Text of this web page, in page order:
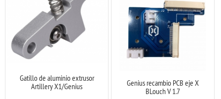
Gatillo de aluminio extrusor
Artillery X1/Genius
Genius recambio PCB eje X
BLouch V 1.7